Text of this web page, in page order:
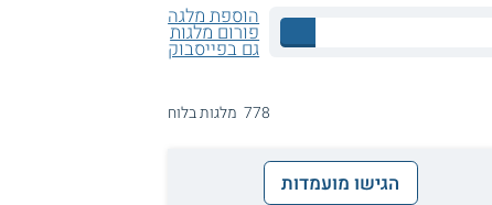
הוספת מלגה
פורום מלגות
גם בפייסבוק
778 מלגות בלוח
הגישו מועמדות